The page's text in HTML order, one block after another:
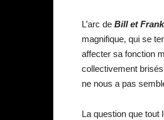
L’arc de Bill et Frank
magnifique, qui se
affecter sa fonction
collectivement
ne nous a pas
La question que tout